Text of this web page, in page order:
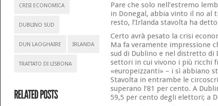
CRISI ECONOMICA
DUBLINO SUD
DUN LAOGHAIRE IRLANDA
TRATTATO DI LISBONA
Pare che solo nell’estremo
in Donegal, abbia vinto il no al
resto, l’Irlanda stavolta ha
Certo avrà pesato la crisi
Ma fa veramente impressione
sud di Dublino e nel distretto di
settori in cui vivono i più ricchi
«europeizzanti» – i sì abbiano
Stavolta in entrambe le
superano l’81 per cento. A
59,5 per cento degli elettori; a